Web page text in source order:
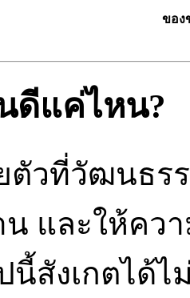
ของ
ดีแค่ไหน?
ตัวที่วัฒนธร
และให้คว
สังเกตได้ไ